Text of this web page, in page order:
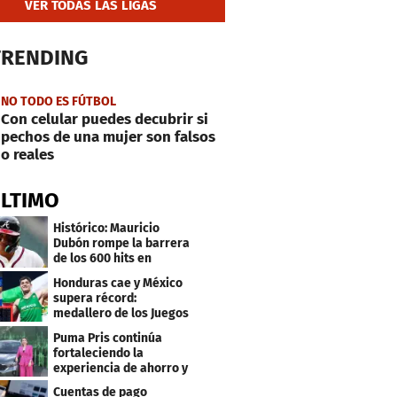
VER TODAS LAS LIGAS
NO TODO ES FÚTBOL
Con celular puedes decubrir si
pechos de una mujer son falsos
o reales
Histórico: Mauricio
Dubón rompe la barrera
de los 600 hits en
Honduras cae y México
supera récord:
medallero de los Juegos
Centroamericanos
Puma Pris continúa
fortaleciendo la
experiencia de ahorro y
beneficios para sus
Cuentas de pago